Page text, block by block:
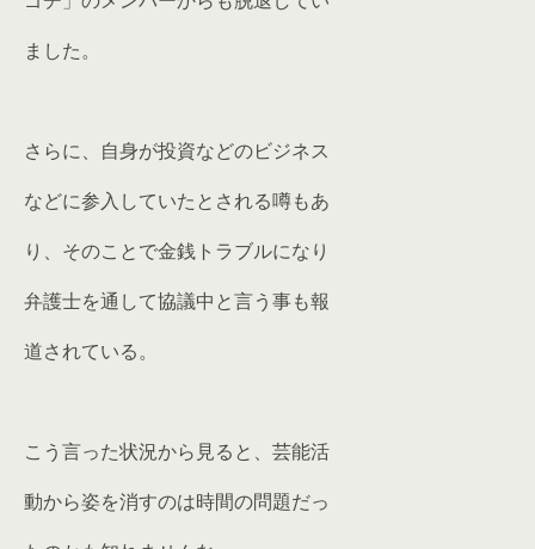
ました。
さらに、自身が投資などのビジネス
などに参入していたとされる噂もあ
り、そのことで金銭トラブルになり
弁護士を通して協議中と言う事も報
道されている。
こう言った状況から見ると、芸能活
動から姿を消すのは時間の問題だっ